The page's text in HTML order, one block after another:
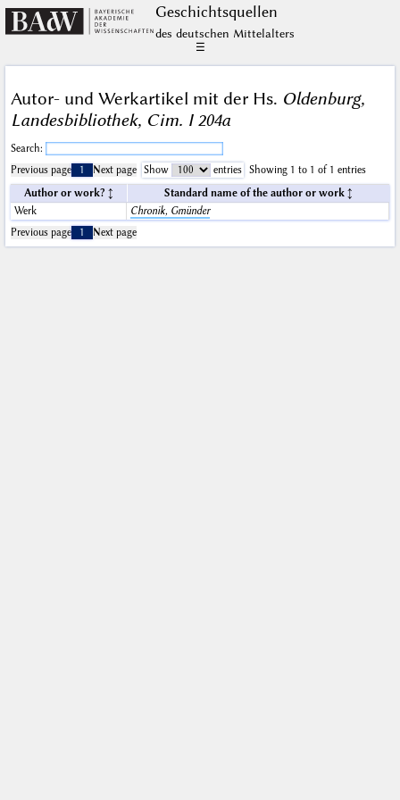
Geschichts­quellen
des deutschen Mittelalters
☰
Autor- und Werkartikel mit der Hs. Oldenburg,
Landesbibliothek, Cim. I 204a
Search:
Previous page
1 Next page Show entries
Showing 1 to 1 of 1 entries
Author or work?
Standard name of the author or work
Werk
Chronik, Gmünder
Previous page
1 Next page